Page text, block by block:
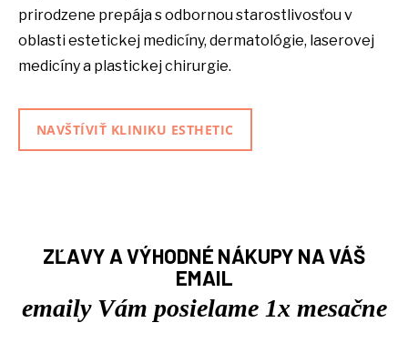
prirodzene prepája s odbornou starostlivosťou v
oblasti estetickej medicíny, dermatológie, laserovej
medicíny a plastickej chirurgie.
NAVŠTÍVIŤ KLINIKU ESTHETIC
ZĽAVY A VÝHODNÉ NÁKUPY NA VÁŠ
EMAIL
emaily Vám posielame 1x mesačne